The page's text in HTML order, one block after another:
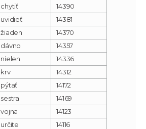
chytiť
14390
uvidieť
14381
žiaden
14370
dávno
14357
nielen
14336
krv
14312
pýtať
14172
sestra
14169
vojna
14123
určite
14116